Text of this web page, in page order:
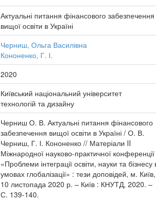
Актуальні питання фінансового забезпечення
вищої освіти в Україні
Черниш, Ольга Василівна
Кононенко, Г. І.
2020
Київський національний університет
технологій та дизайну
Черниш О. В. Актуальні питання фінансового
забезпечення вищої освіти в Україні / О. В.
Черниш, Г. І. Кононенко // Матеріали II
Міжнародної науково-практичної конференції
«Проблеми інтеграції освіти, науки та бізнесу
умовах глобалізації» : тези доповідей, м. Київ,
10 листопада 2020 р. – Київ : КНУТД, 2020. –
С. 139-140.